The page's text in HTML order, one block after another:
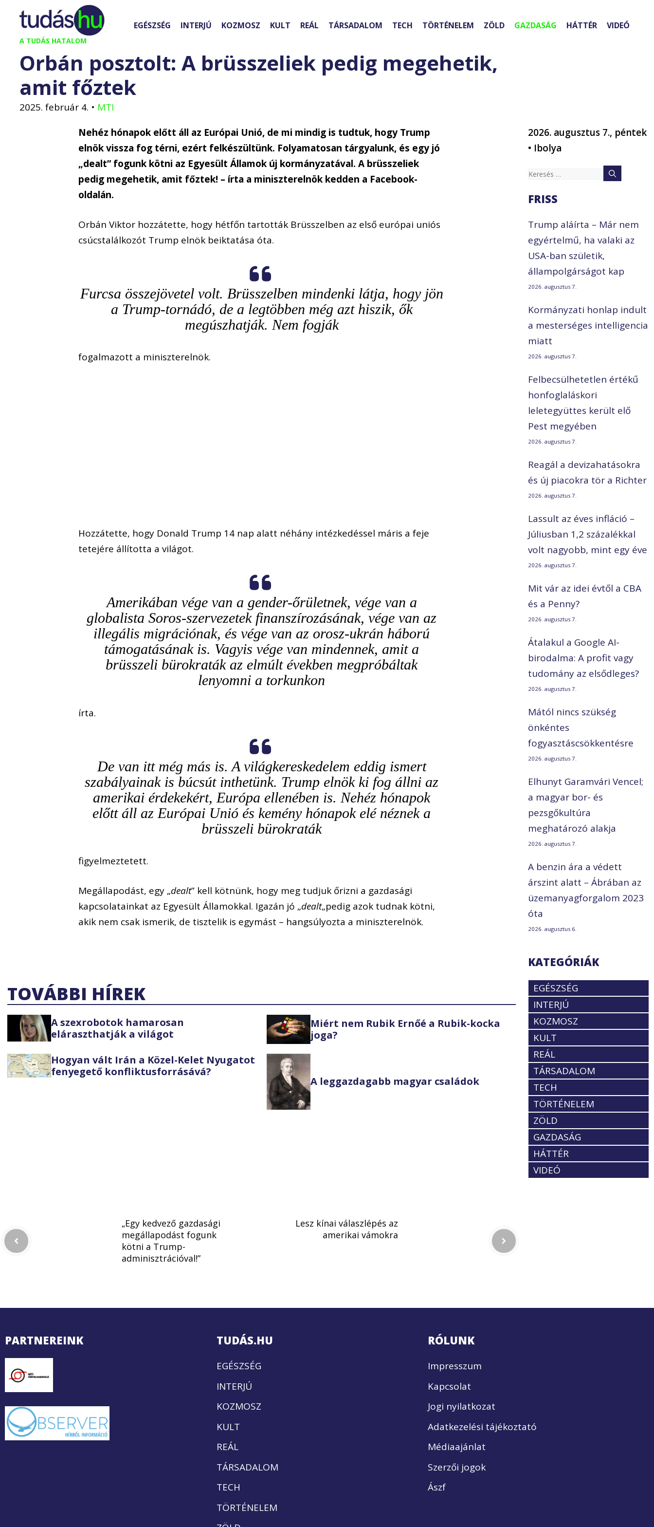
Kilépés
tartalomba
A TUDÁS HATALOM
EGÉSZSÉG INTERJÚ KOZMOSZ KULT REÁL TÁRSADALOM TECH TÖRTÉNELEM ZÖLD GAZDASÁG HÁTTÉR VIDEÓ
Orbán posztolt: A brüsszeliek pedig megehetik,
amit főztek
2025. február 4. • MTI
Nehéz hónapok előtt áll az Európai Unió, de mi mindig is tudtuk, hogy Trump
elnök vissza fog térni, ezért felkészültünk. Folyamatosan tárgyalunk, és egy jó
„dealt” fogunk kötni az Egyesült Államok új kormányzatával. A brüsszeliek
pedig megehetik, amit főztek! – írta a miniszterelnök kedden a Facebook-
oldalán.
Orbán Viktor hozzátette, hogy hétfőn tartották Brüsszelben az első európai uniós
csúcstalálkozót Trump elnök beiktatása óta.
Furcsa összejövetel volt. Brüsszelben mindenki látja, hogy jön
a Trump-tornádó, de a legtöbben még azt hiszik, ők
megúszhatják. Nem fogják
fogalmazott a miniszterelnök.
Hozzátette, hogy Donald Trump 14 nap alatt néhány intézkedéssel máris a feje
tetejére állította a világot.
Amerikában vége van a gender-őrületnek, vége van a
globalista Soros-szervezetek finanszírozásának, vége van az
illegális migrációnak, és vége van az orosz-ukrán háború
támogatásának is. Vagyis vége van mindennek, amit a
brüsszeli bürokraták az elmúlt években megpróbáltak
lenyomni a torkunkon
írta.
De van itt még más is. A világkereskedelem eddig ismert
szabályainak is búcsút inthetünk. Trump elnök ki fog állni az
amerikai érdekekért, Európa ellenében is. Nehéz hónapok
előtt áll az Európai Unió és kemény hónapok elé néznek a
brüsszeli bürokraták
figyelmeztetett.
Megállapodást, egy „dealt” kell kötnünk, hogy meg tudjuk őrizni a gazdasági
kapcsolatainkat az Egyesült Államokkal. Igazán jó „dealt„pedig azok tudnak kötni,
akik nem csak ismerik, de tisztelik is egymást – hangsúlyozta a miniszterelnök.
TOVÁBBI HÍREK
A szexrobotok hamarosan
eláraszthatják a világot
Miért nem Rubik Ernőé a Rubik-kocka
joga?
Hogyan vált Irán a Közel-Kelet Nyugatot
fenyegető konfliktusforrásává?
A leggazdagabb magyar családok
2026. augusztus 7., péntek
• Ibolya
Keresés:
FRISS
Trump aláírta – Már nem
egyértelmű, ha valaki az
USA-ban születik,
állampolgárságot kap
2026. augusztus 7.
Kormányzati honlap indult
a mesterséges intelligencia
miatt
2026. augusztus 7.
Felbecsülhetetlen értékű
honfoglaláskori
leletegyüttes került elő
Pest megyében
2026. augusztus 7.
Reagál a devizahatásokra
és új piacokra tör a Richter
2026. augusztus 7.
Lassult az éves infláció –
Júliusban 1,2 százalékkal
volt nagyobb, mint egy éve
2026. augusztus 7.
Mit vár az idei évtől a CBA
és a Penny?
2026. augusztus 7.
Átalakul a Google AI-
birodalma: A profit vagy
tudomány az elsődleges?
2026. augusztus 7.
Mától nincs szükség
önkéntes
fogyasztáscsökkentésre
2026. augusztus 7.
Elhunyt Garamvári Vencel;
a magyar bor- és
pezsgőkultúra
meghatározó alakja
2026. augusztus 7.
A benzin ára a védett
árszint alatt – Ábrában az
üzemanyagforgalom 2023
óta
2026. augusztus 6.
KATEGÓRIÁK
EGÉSZSÉG
INTERJÚ
KOZMOSZ
KULT
REÁL
TÁRSADALOM
TECH
TÖRTÉNELEM
ZÖLD
GAZDASÁG
HÁTTÉR
VIDEÓ
„Egy kedvező gazdasági
megállapodást fogunk
kötni a Trump-
adminisztrációval!”
Lesz kínai válaszlépés az
amerikai vámokra
PARTNEREINK TUDÁS.HU
EGÉSZSÉG
INTERJÚ
KOZMOSZ
KULT
REÁL
TÁRSADALOM
TECH
TÖRTÉNELEM
RÓLUNK
Impresszum
Kapcsolat
Jogi nyilatkozat
Adatkezelési tájékoztató
Médiaajánlat
Szerzői jogok
Ászf